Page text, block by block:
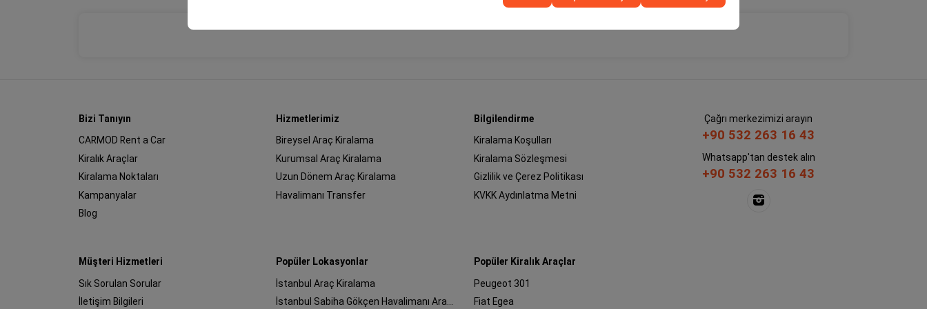
Bizi Tanıyın
CARMOD Rent a Car
Kiralık Araçlar
Kiralama Noktaları
Kampanyalar
Blog
Hizmetlerimiz
Bireysel Araç Kiralama
Kurumsal Araç Kiralama
Uzun Dönem Araç Kiralama
Havalimanı Transfer
Bilgilendirme
Kiralama Koşulları
Kiralama Sözleşmesi
Gizlilik ve Çerez Politikası
KVKK Aydınlatma Metni
Müşteri Hizmetleri
Sık Sorulan Sorular
İletişim Bilgileri
Popüler Lokasyonlar
İstanbul Araç Kiralama
İstanbul Sabiha Gökçen Havalimanı Araç Kiralama
Popüler Kiralık Araçlar
Peugeot 301
Fiat Egea
Çağrı merkezimizi arayın
+90 532 263 16 43
Whatsapp'tan destek alın
+90 532 263 16 43